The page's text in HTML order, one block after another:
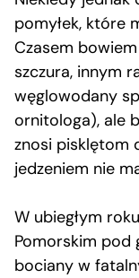
pomyłek, które
Czasem
szczura, innym
węglowodany
ornitologa), ale
znosi pisklętom
jedzeniem nie
W ubiegłym
Pomorskim pod
bociany w